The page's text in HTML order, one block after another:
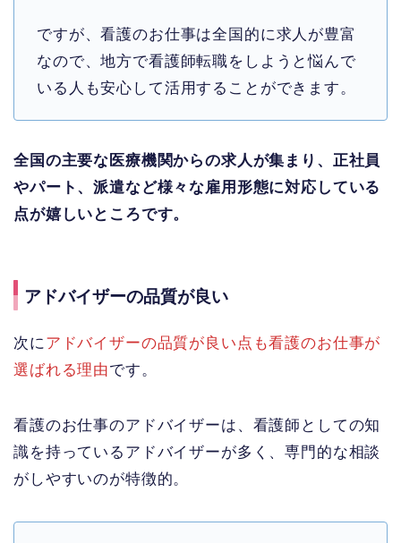
ですが、看護のお仕事は全国的に求人が豊富
なので、地方で看護師転職をしようと悩んで
いる人も安心して活用することができます。
全国の主要な医療機関からの求人が集まり、正社員
やパート、派遣など様々な雇用形態に対応している
点が嬉しいところです。
アドバイザーの品質が良い
次に アドバイザーの品質が良い点も看護のお仕事が
選ばれる理由です。
看護のお仕事のアドバイザーは、看護師としての知
識を持っているアドバイザーが多く、専門的な相談
がしやすいのが特徴的。